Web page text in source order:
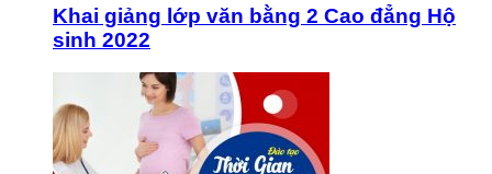
Khai giảng lớp văn bằng 2 Cao đẳng Hộ
sinh 2022